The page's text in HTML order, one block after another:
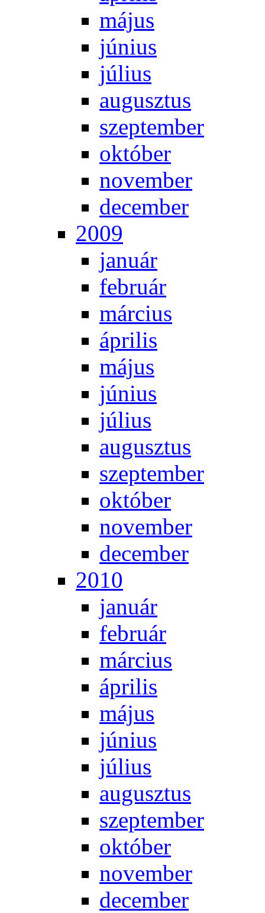
má­jus
jú­ni­us
jú­li­us
au­gusz­tus
szep­tem­ber
ok­tó­ber
no­vem­ber
de­cem­ber
2009
ja­nu­ár
feb­ru­ár
már­ci­us
áp­ri­lis
má­jus
jú­ni­us
jú­li­us
au­gusz­tus
szep­tem­ber
ok­tó­ber
no­vem­ber
de­cem­ber
2010
ja­nu­ár
feb­ru­ár
már­ci­us
áp­ri­lis
má­jus
jú­ni­us
jú­li­us
au­gusz­tus
szep­tem­ber
ok­tó­ber
no­vem­ber
de­cem­ber